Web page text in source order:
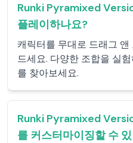
Runki Pyramixed
플레이하나요?
캐릭터를 무대로 드래그
드세요. 다양한 조합을 실
를 찾아보세요.
Runki Pyramixed
를 커스터마이징할 수